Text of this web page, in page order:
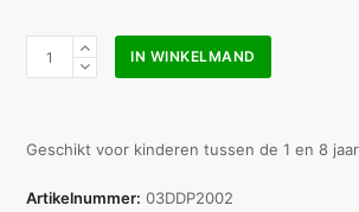
Defibtech
aantal
IN WINKELMAND
Geschikt voor kinderen tussen de 1 en 8
Artikelnummer: 03DDP2002